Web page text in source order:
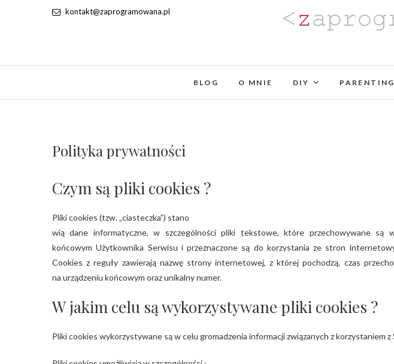
kontakt@zaprogramowana.pl
BLOG O MNIE DIY PARENTING
Polityka prywatności
Czym są pliki cookies ?
Pliki cookies (tzw. „ciasteczka”) stano
wią dane informatyczne, w szczególności pliki tekstowe, które przechowywane są
końcowym Użytkownika Serwisu i przeznaczone są do korzystania ze stron
Cookies z reguły zawierają nazwę strony internetowej, z której pochodzą, czas
na urządzeniu końcowym oraz unikalny numer.
W jakim celu są wykorzystywane pliki cookies ?
Pliki cookies wykorzystywane są w celu gromadzenia informacji związanych z korzystaniem